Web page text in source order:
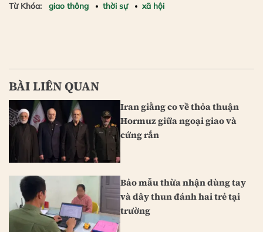
Từ Khóa: giao thông thời sự xã hội
BÀI LIÊN QUAN
Iran giằng co về thỏa thuận
Hormuz giữa ngoại giao và
cứng rắn
Bảo mẫu thừa nhận dùng tay
và dây thun đánh hai trẻ tại
trường